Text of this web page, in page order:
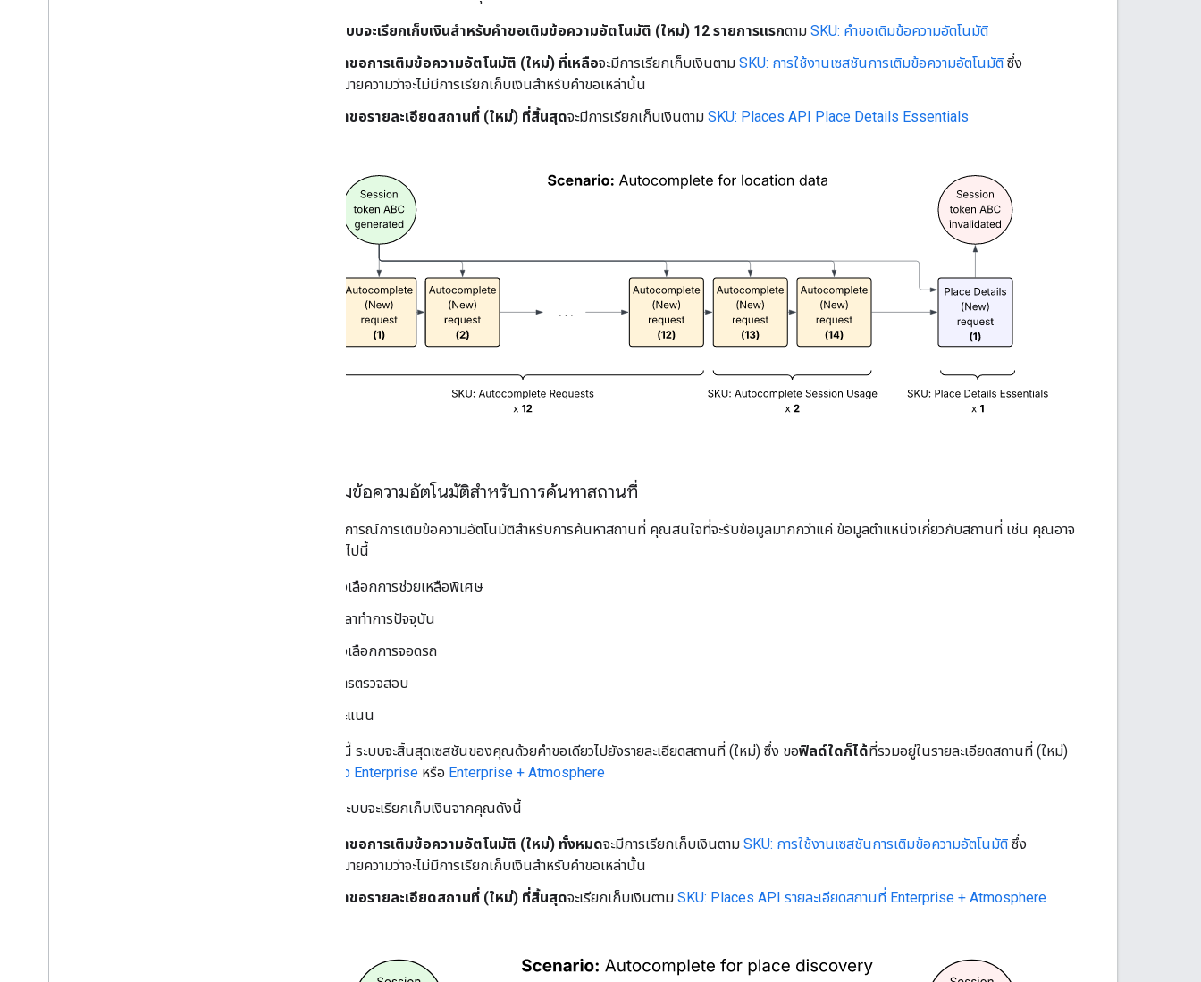
ระบบจะเรียกเก็บเงินสำหรับคำขอเติมข้อความอัตโนมัติ (ใหม่) 12 รายการแรกตาม SKU: คำขอเติมข้อความอัตโนมัติ
คำขอการเติมข้อความอัตโนมัติ (ใหม่) ที่เหลือจะมีการเรียกเก็บเงินตาม SKU: การใช้งานเซสชันการเติมข้อความอัตโนมัติ ซึ่ง
หมายความว่าจะไม่มีการเรียกเก็บเงินสำหรับคำขอเหล่านั้น
คำขอรายละเอียดสถานที่ (ใหม่) ที่สิ้นสุดจะมีการเรียกเก็บเงินตาม SKU: Places API Place Details Essentials
การเติมข้อความอัตโนมัติสำหรับการค้นหาสถานที่
ในสถานการณ์การเติมข้อความอัตโนมัติสำหรับการค้นหาสถานที่ คุณสนใจที่จะรับข้อมูลมากกว่าแค่ ข้อมูลตำแหน่งเกี่ยวกับสถานที่ เช่น คุณอาจ
ขอสิ่งต่อไปนี้
ตัวเลือกการช่วยเหลือพิเศษ
เวลาทำการปัจจุบัน
ตัวเลือกการจอดรถ
การตรวจสอบ
คะแนน
ในกรณีนี้ ระบบจะสิ้นสุดเซสชันของคุณด้วยคำขอเดียวไปยังรายละเอียดสถานที่ (ใหม่) ซึ่ง ขอฟิลด์ใดก็ได้ที่รวมอยู่ในรายละเอียดสถานที่ (ใหม่)
Pro Enterprise หรือ Enterprise + Atmosphere
จากนั้นระบบจะเรียกเก็บเงินจากคุณดังนี้
คำขอการเติมข้อความอัตโนมัติ (ใหม่) ทั้งหมดจะมีการเรียกเก็บเงินตาม SKU: การใช้งานเซสชันการเติมข้อความอัตโนมัติ ซึ่ง
หมายความว่าจะไม่มีการเรียกเก็บเงินสำหรับคำขอเหล่านั้น
คำขอรายละเอียดสถานที่ (ใหม่) ที่สิ้นสุดจะเรียกเก็บเงินตาม SKU: Places API รายละเอียดสถานที่ Enterprise + Atmosphere